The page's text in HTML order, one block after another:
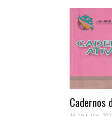
Cadernos